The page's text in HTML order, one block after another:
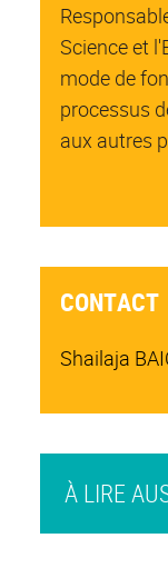
À LIRE
Science et
mode de
processus
aux autres
CONTACT
Shailaja